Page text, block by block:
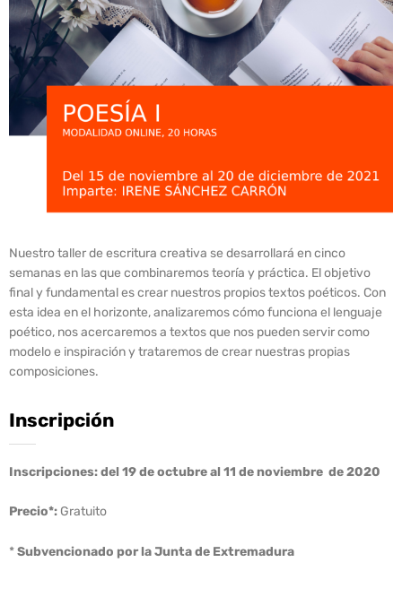
Nuestro taller de escritura creativa se desarrollará en cinco
semanas en las que combinaremos teoría y práctica. El objetivo
final y fundamental es crear nuestros propios textos poéticos. Con
esta idea en el horizonte, analizaremos cómo funciona el lenguaje
poético, nos acercaremos a textos que nos pueden servir como
modelo e inspiración y trataremos de crear nuestras propias
composiciones.
Inscripción
Inscripciones: del 19 de octubre al 11 de noviembre de 2020
Precio*: Gratuito
*Subvencionado por la Junta de Extremadura